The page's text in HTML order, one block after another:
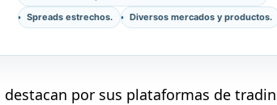
Spreads estrechos.
Diversos mercados y productos.
por sus plataformas de